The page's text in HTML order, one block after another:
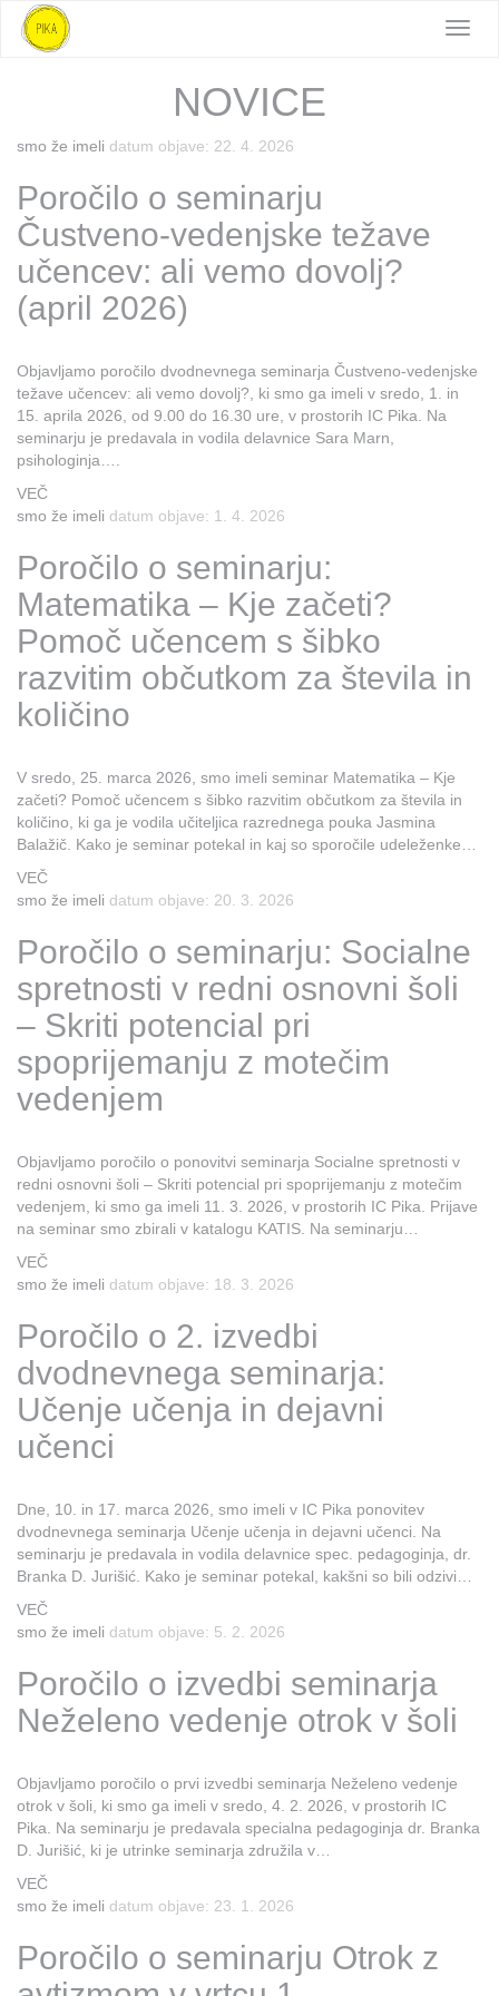
NOVICE
smo že imeli datum objave: 22. 4. 2026
Poročilo o seminarju
Čustveno-vedenjske težave
učencev: ali vemo dovolj?
(april 2026)
Objavljamo poročilo dvodnevnega seminarja Čustveno-vedenjske
težave učencev: ali vemo dovolj?, ki smo ga imeli v sredo, 1. in
15. aprila 2026, od 9.00 do 16.30 ure, v prostorih IC Pika. Na
seminarju je predavala in vodila delavnice Sara Marn,
psihologinja….
VEČ
smo že imeli datum objave: 1. 4. 2026
Poročilo o seminarju:
Matematika – Kje začeti?
Pomoč učencem s šibko
razvitim občutkom za števila in
količino
V sredo, 25. marca 2026, smo imeli seminar Matematika – Kje
začeti? Pomoč učencem s šibko razvitim občutkom za števila in
količino, ki ga je vodila učiteljica razrednega pouka Jasmina
Balažič. Kako je seminar potekal in kaj so sporočile udeleženke…
VEČ
smo že imeli datum objave: 20. 3. 2026
Poročilo o seminarju: Socialne
spretnosti v redni osnovni šoli
– Skriti potencial pri
spoprijemanju z motečim
vedenjem
Objavljamo poročilo o ponovitvi seminarja Socialne spretnosti v
redni osnovni šoli – Skriti potencial pri spoprijemanju z motečim
vedenjem, ki smo ga imeli 11. 3. 2026, v prostorih IC Pika. Prijave
na seminar smo zbirali v katalogu KATIS. Na seminarju…
VEČ
smo že imeli datum objave: 18. 3. 2026
Poročilo o 2. izvedbi
dvodnevnega seminarja:
Učenje učenja in dejavni
učenci
Dne, 10. in 17. marca 2026, smo imeli v IC Pika ponovitev
dvodnevnega seminarja Učenje učenja in dejavni učenci. Na
seminarju je predavala in vodila delavnice spec. pedagoginja, dr.
Branka D. Jurišić. Kako je seminar potekal, kakšni so bili odzivi…
VEČ
smo že imeli datum objave: 5. 2. 2026
Poročilo o izvedbi seminarja
Neželeno vedenje otrok v šoli
Objavljamo poročilo o prvi izvedbi seminarja Neželeno vedenje
otrok v šoli, ki smo ga imeli v sredo, 4. 2. 2026, v prostorih IC
Pika. Na seminarju je predavala specialna pedagoginja dr. Branka
D. Jurišić, ki je utrinke seminarja združila v…
VEČ
smo že imeli datum objave: 23. 1. 2026
Poročilo o seminarju Otrok z